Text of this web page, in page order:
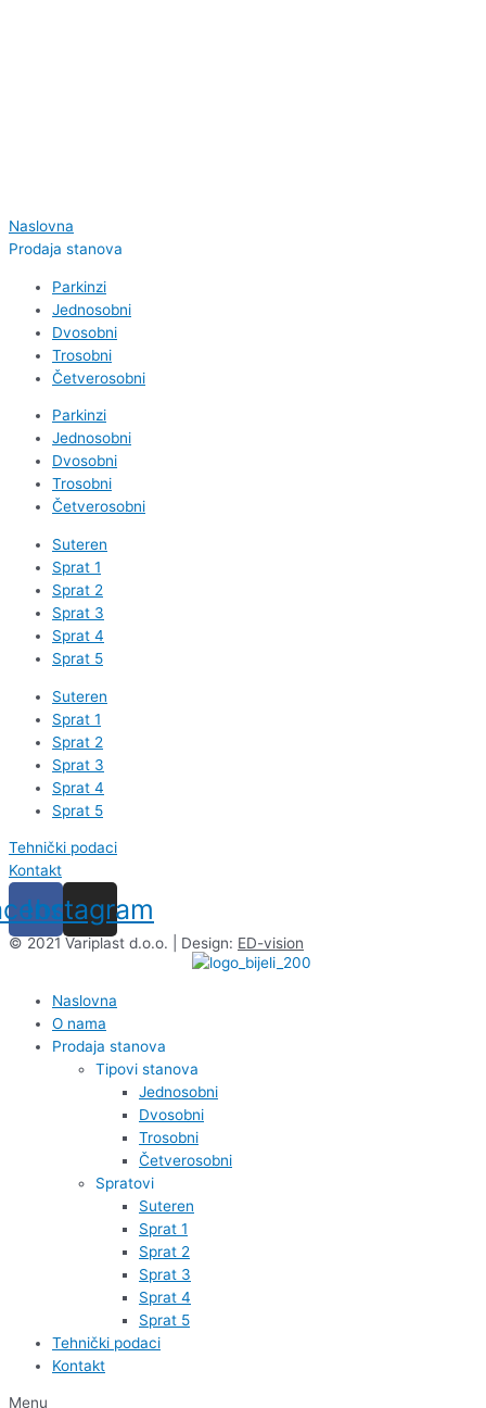
Naslovna
Prodaja stanova
Parkinzi
Jednosobni
Dvosobni
Trosobni
Četverosobni
Parkinzi
Jednosobni
Dvosobni
Trosobni
Četverosobni
Suteren
Sprat 1
Sprat 2
Sprat 3
Sprat 4
Sprat 5
Suteren
Sprat 1
Sprat 2
Sprat 3
Sprat 4
Sprat 5
Tehnički podaci
Kontakt
Instagram
© 2021 Variplast d.o.o. | Design: ED-vision
Naslovna
O nama
Prodaja stanova
Tipovi stanova
Jednosobni
Dvosobni
Trosobni
Četverosobni
Spratovi
Suteren
Sprat 1
Sprat 2
Sprat 3
Sprat 4
Sprat 5
Tehnički podaci
Kontakt
Menu